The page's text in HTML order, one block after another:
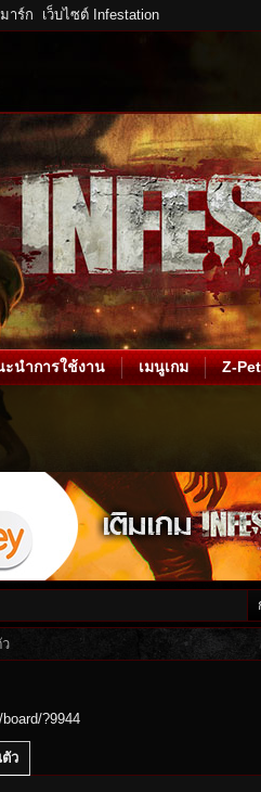
าร์ก เว็บไซต์ Infestation
ะนำการใช้งาน เมนูเกม Z-Pet
?9944
ว